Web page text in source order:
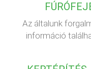
Az általunk
információ